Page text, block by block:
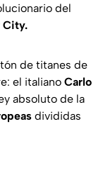
del
City.
de titanes de
el italiano Carlo
absoluto de la
divididas